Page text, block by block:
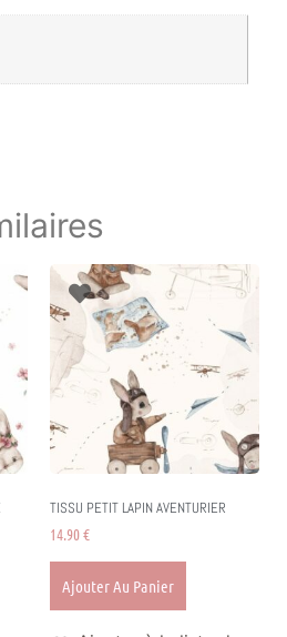
TISSU PETIT LAPIN AVENTURIER
14.90€
Ajouter Au Panier